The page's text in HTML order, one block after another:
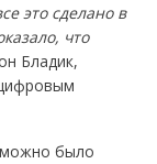
это сделано в
что
Бладик,
можно было